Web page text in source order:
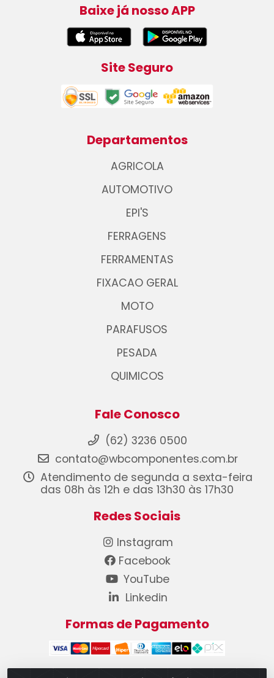
Baixe já nosso APP
Site Seguro
Departamentos
AGRICOLA
AUTOMOTIVO
EPI'S
FERRAGENS
FERRAMENTAS
FIXACAO GERAL
MOTO
PARAFUSOS
PESADA
QUIMICOS
Fale Conosco
(62) 3236 0500
contato@wbcomponentes.com.br
Atendimento de segunda a sexta-feira
das 08h às 12h e das 13h30 às 17h30
Redes Sociais
Instagram
Facebook
YouTube
Linkedin
Formas de Pagamento